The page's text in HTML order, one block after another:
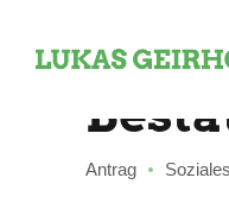
Antrag Soziales